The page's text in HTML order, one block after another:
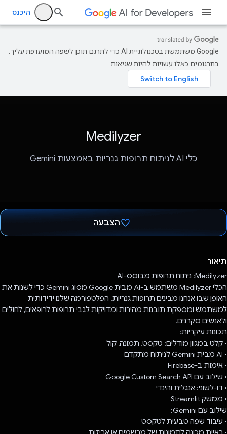
היכנס
‫Google משתמשת בטכנולוגיית AI כדי לתרגם תוכן לשפה המועדפת עליך.
בתרגומים כאלו עשויות להיות שגיאות.
Medilyzer
כלי AI לניתוח תרופות גנריות באמצעות Gemini
הצבעה
תיאור
Medilyzer: ניתוח תרופות מבוסס-AI
הכלי Medilyzer משתמש ב-AI מבית Google מסוג Gemini כדי לשנות את
האופן שבו אנחנו מבינים תרופות גנריות. הפלטפורמה שלנו ידידותית
למשתמש ומספקת תובנות מהירות ומדויקות לגבי תרופות לרופאים, לחולים
ולאנשים סקרנים.
תכונות עיקריות:
• קלט במגוון מודלים: טקסט, תמונה, קול
• AI מבית Gemini לניתוח מתקדם
• אימות ב-Firebase
• שילוב עם Google Custom Search API
• דו-לשוני: אנגלית והינדי
• ממשק Streamlit
שילוב עם Gemini:
• עיבוד שפה טבעית לטקסט